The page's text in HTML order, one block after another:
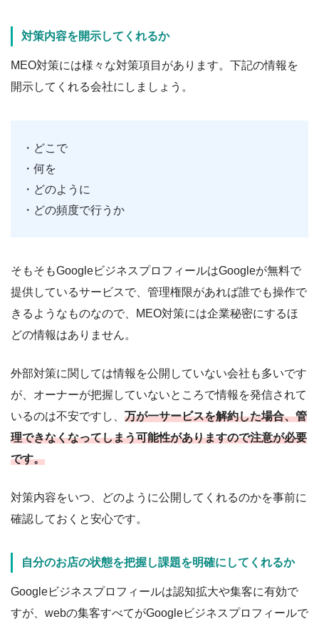
対策内容を開示してくれるか
MEO対策には様々な対策項目があります。下記の情報を
開示してくれる会社にしましょう。
・どこで
・何を
・どのように
・どの頻度で行うか
そもそもGoogleビジネスプロフィールはGoogleが無料で
提供しているサービスで、管理権限があれば誰でも操作で
きるようなものなので、MEO対策には企業秘密にするほ
どの情報はありません。
外部対策に関しては情報を公開していない会社も多いです
が、オーナーが把握していないところで情報を発信されて
いるのは不安ですし、 万が一サービスを解約した場合、管
理できなくなってしまう可能性がありますので注意が必要
です。
対策内容をいつ、どのように公開してくれるのかを事前に
確認しておくと安心です。
自分のお店の状態を把握し課題を明確にしてくれるか
Googleビジネスプロフィールは認知拡大や集客に有効で
すが、webの集客すべてがGoogleビジネスプロフィールで